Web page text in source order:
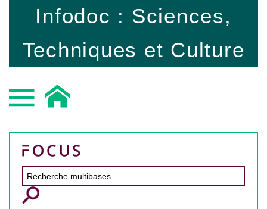
Infodoc : Sciences,
Techniques et Culture